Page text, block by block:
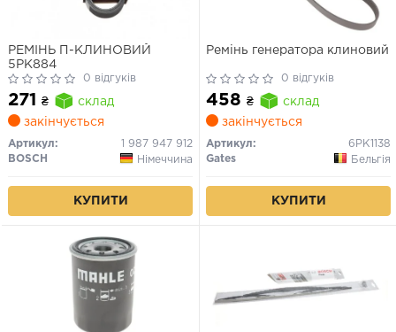
РЕМІНЬ П-КЛИНОВИЙ
5PK884
0 відгуків
271 ₴
склад
закінчується
Артикул:
1 987 947 912
BOSCH
Німеччина
КУПИТИ
Ремінь генератора клиновий
0 відгуків
458 ₴
склад
закінчується
Артикул:
6PK1138
Gates
Бельгія
КУПИТИ